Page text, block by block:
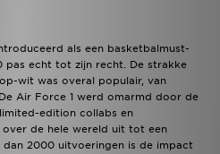
als een basketbalmust-
pas echt tot zijn recht. De strakke
wit was overal populair, van
Air Force 1 werd omarmd door de
edition collabs en
de hele wereld uit tot een
dan 2000 uitvoeringen is de impact